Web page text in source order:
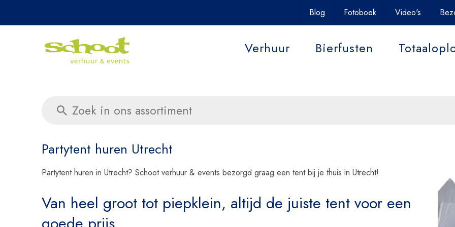
Blog Fotoboek Video's
Verhuur Bierfusten
Daag ons uit uw event onvergetelijk
Partytent huren Utrecht
Partytent huren in Utrecht? Schoot verhuur & events bezorgd graag een tent bij je thuis in Utrecht!
Van heel groot tot piepklein, altijd de juiste tent voor een